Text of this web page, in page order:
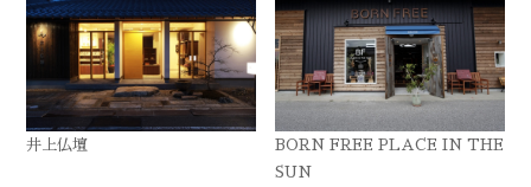
井上仏壇
BORN FREE PLACE IN THE
SUN